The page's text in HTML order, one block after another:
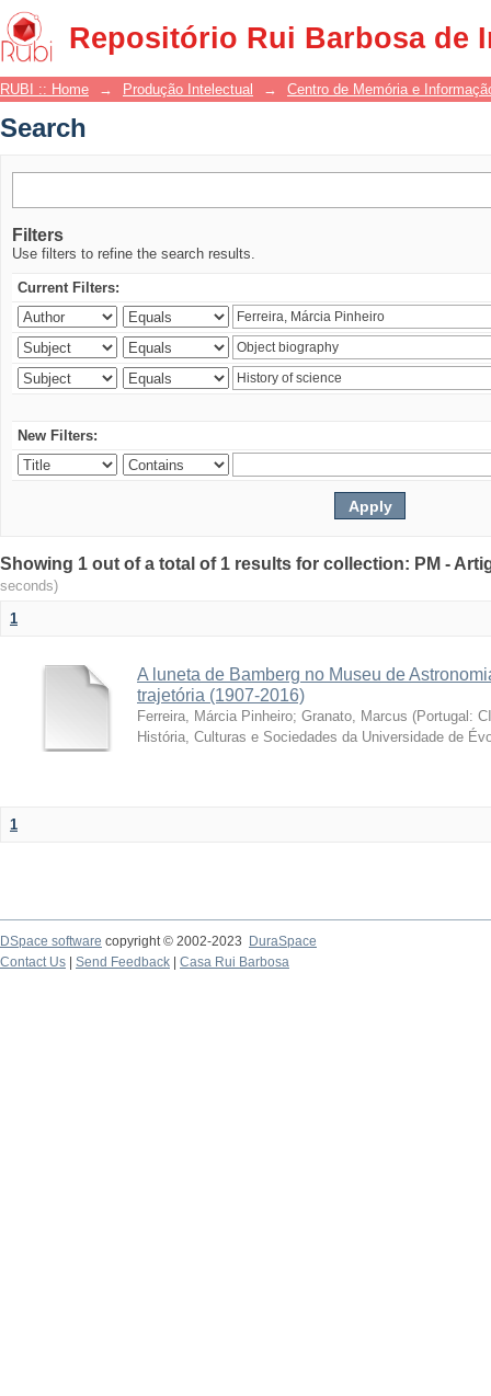
Repositório Rui Barbosa de
Search
RUBI :: Home → Produção Intelectual → Centro de Memória e
Search
Filters
Use filters to refine the search results.
Current Filters:
New Filters:
Showing 1 out of a total of 1 results for collection: PM -
seconds)
1
A luneta de Bamberg no Museu de
trajetória (1907-2016)
Ferreira, Márcia Pinheiro; Granato, Marcus (Portugal:
História, Culturas e Sociedades da Universidade de
1
DSpace software copyright © 2002-2023
DuraSpace
Contact Us
Send Feedback Casa Rui Barbosa